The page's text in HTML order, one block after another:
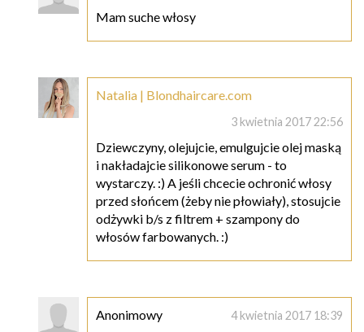
Mam suche włosy
Natalia | Blondhaircare.com
3 kwietnia 2017 22:56
Dziewczyny, olejujcie, emulgujcie olej maską
i nakładajcie silikonowe serum - to
wystarczy. :) A jeśli chcecie ochronić włosy
przed słońcem (żeby nie płowiały), stosujcie
odżywki b/s z filtrem + szampony do
włosów farbowanych. :)
Anonimowy 4 kwietnia 2017 18:39